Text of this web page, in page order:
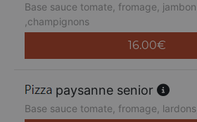
Base sauce tomate, fromage,
,champignons
16.00€
paysanne senior
Base sauce tomate, fromage,